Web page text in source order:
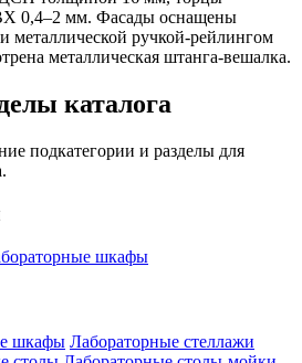
0,4–2 мм. Фасады оснащены
металлической ручкой-рейлингом
металлическая штанга-вешалка.
каталога
подкатегории и разделы для
шкафы
шкафы Лабораторные стеллажи